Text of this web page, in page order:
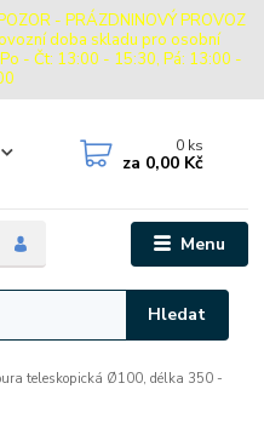
- PRÁZDNINOVÝ PROVOZ
doba skladu pro osobní
- Čt: 13:00 - 15:30, Pá: 13:00 -
Menu
Hledat
0 ks
za 0,00 Kč
teleskopická Ø100, délka 350 -